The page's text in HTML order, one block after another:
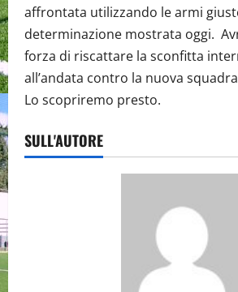
affrontata utilizzando le armi
determinazione mostrata oggi.
forza di riscattare la sconfitta
all’andata contro la nuova
Lo scopriremo presto.
SULL'AUTORE